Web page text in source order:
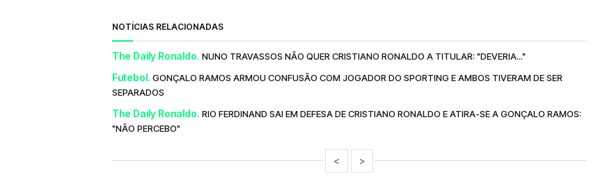
NOTÍCIAS RELACIONADAS
The Daily Ronaldo. NUNO TRAVASSOS NÃO QUER CRISTIANO RONALDO A TITULAR: "DEVERIA..."
Futebol. GONÇALO RAMOS ARMOU CONFUSÃO COM JOGADOR DO SPORTING E AMBOS TIVERAM DE SER
SEPARADOS
The Daily Ronaldo. RIO FERDINAND SAI EM DEFESA DE CRISTIANO RONALDO E ATIRA-SE A GONÇALO RAMOS:
"NÃO PERCEBO"
< >